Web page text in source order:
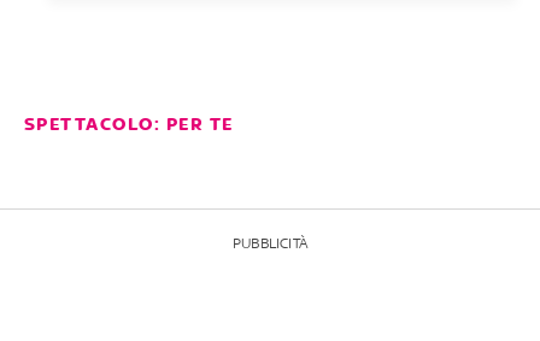
SPETTACOLO: PER TE
PUBBLICITÀ